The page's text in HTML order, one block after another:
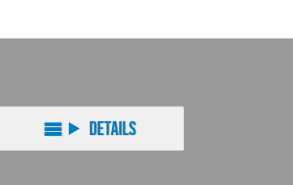
Details